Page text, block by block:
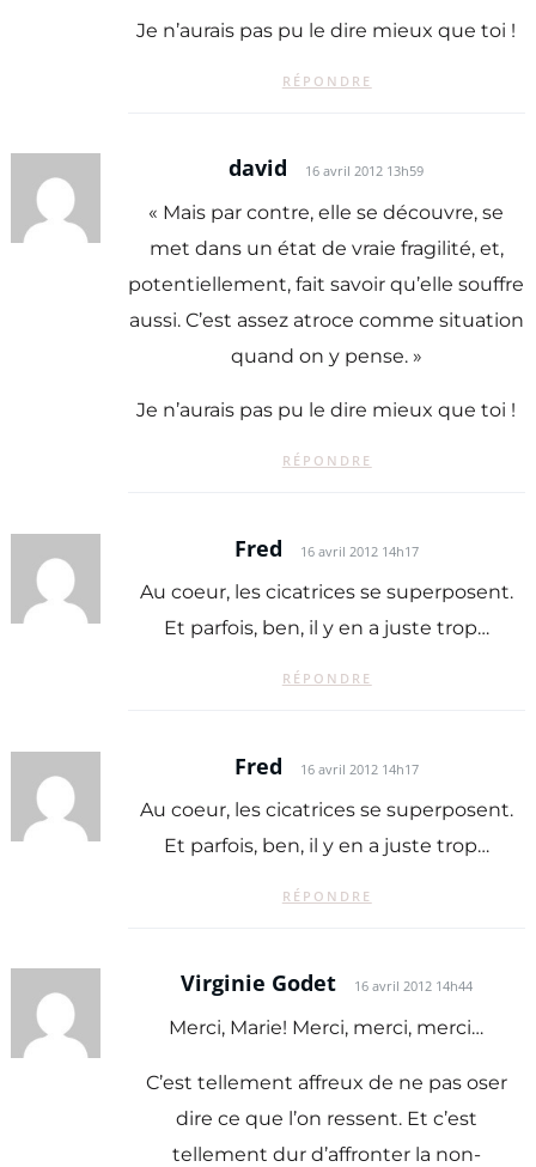
Je n’aurais pas pu le dire mieux que toi !
RÉPONDRE
david 16 avril 2012 13h59
« Mais par contre, elle se découvre, se
met dans un état de vraie fragilité, et,
potentiellement, fait savoir qu’elle souffre
aussi. C’est assez atroce comme situation
quand on y pense. »
Je n’aurais pas pu le dire mieux que toi !
RÉPONDRE
Fred 16 avril 2012 14h17
Au coeur, les cicatrices se superposent.
Et parfois, ben, il y en a juste trop…
RÉPONDRE
Fred 16 avril 2012 14h17
Au coeur, les cicatrices se superposent.
Et parfois, ben, il y en a juste trop…
RÉPONDRE
Virginie Godet 16 avril 2012 14h44
Merci, Marie! Merci, merci, merci…
C’est tellement affreux de ne pas oser
dire ce que l’on ressent. Et c’est
tellement dur d’affronter la non-